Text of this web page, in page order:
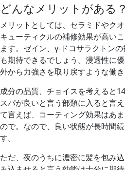
どんなメリットがある？
メリットとしては、セラミドやク
キューティクルの補修効果が高い
ます。ゼイン、γ-ドコサラクトン
も期待できるでしょう。浸透性に
外から力強さを取り戻すような働き
成分の品質、チョイスを考えると
スパが良いと言う部類に入ると言
て言えば、コーティング効果はあ
ので。なので、良い状態が長時間
す。
ただ、夜のうちに濃密に髪を包み